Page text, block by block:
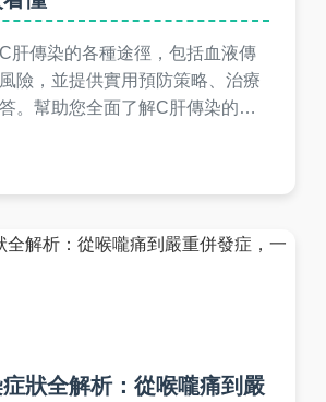
肝傳染的各種途徑，包括血液傳
險，並提供實用預防策略、治療
。幫助您全面了解C肝傳染的真
狀全解析：從喉嚨痛到嚴